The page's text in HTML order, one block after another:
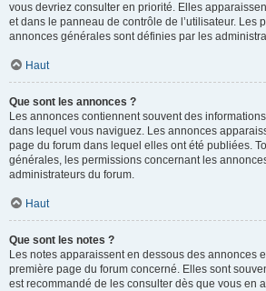
vous devriez consulter en priorité. Elles
et dans le panneau de contrôle de l’utilisateur. Les
annonces générales sont définies par les
Haut
Que sont les annonces ?
Les annonces contiennent souvent des
dans lequel vous naviguez. Les annonces
page du forum dans lequel elles ont été publiées.
générales, les permissions concernant les
administrateurs du forum.
Haut
Que sont les notes ?
Les notes apparaissent en dessous des annonces
première page du forum concerné. Elles sont
est recommandé de les consulter dès que vous en